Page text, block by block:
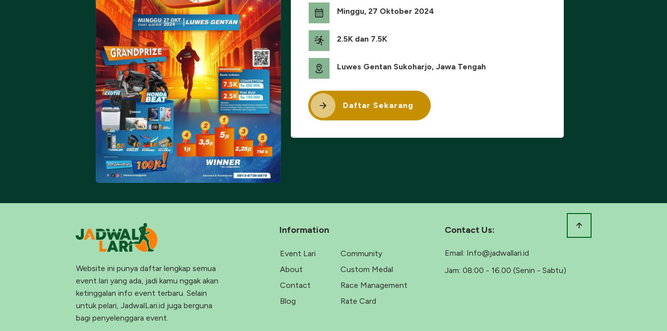
Minggu, 27 Oktober 2024
2.5K dan 7.5K
Luwes Gentan Sukoharjo, Jawa Tengah
Daftar Sekarang
Website ini punya daftar lengkap semua
event lari yang ada, jadi kamu nggak akan
ketinggalan info event terbaru. Selain
untuk pelari, JadwalLari.id juga berguna
bagi penyelenggara event.
Information
Event Lari
About
Contact
Blog
Community
Custom Medal
Race Management
Rate Card
Contact Us:
Email: Info@jadwallari.id
Jam:08:00 - 16.00 (Senin - Sabtu)